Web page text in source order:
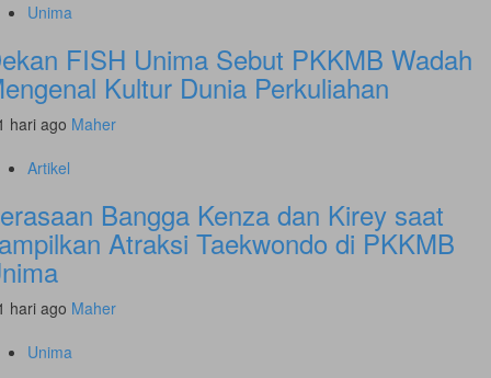
Unima
FISH Unima Sebut PKKMB Wadah
Kultur Dunia Perkuliahan
hari ago Maher
Artikel
Bangga Kenza dan Kirey saat
Atraksi Taekwondo di PKKMB
hari ago Maher
Unima